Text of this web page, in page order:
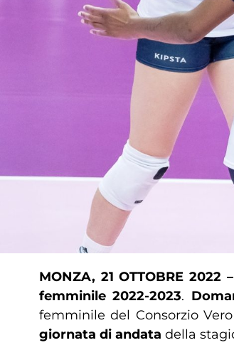
MONZA, 21 OTTOBRE 2022 –
femminile 2022-2023.
femminile del Consorzio
giornata di andata della